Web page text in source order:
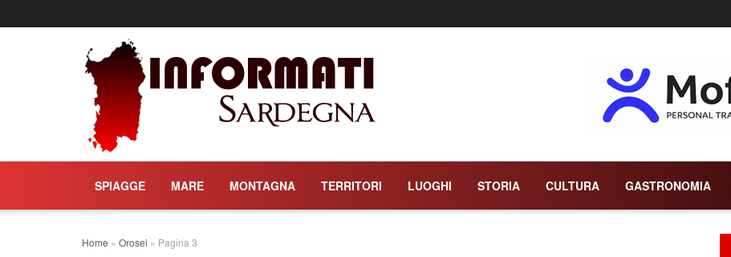
SPIAGGE MARE MONTAGNA TERRITORI LUOGHI STORIA CULTURA GASTRONOMIA
Home » Orosei » Pagina 3